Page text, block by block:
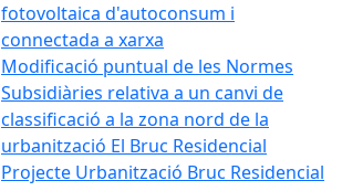
fotovoltaica d'autoconsum i
connectada a xarxa
Modificació puntual de les Normes
Subsidiàries relativa a un canvi de
classificació a la zona nord de la
urbanització El Bruc Residencial
Projecte Urbanització Bruc Residencial